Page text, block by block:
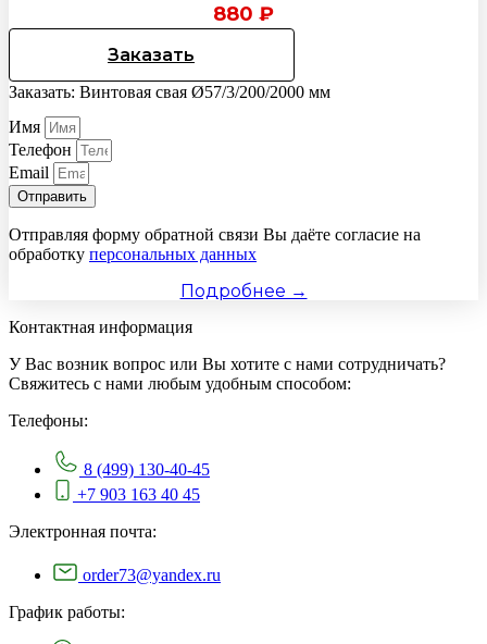
880 ₽
Заказать
Заказать: Винтовая свая Ø57/3/200/2000 мм
Имя
Телефон
Email
Отправить
Отправляя форму обратной связи Вы даёте согласие на
обработку персональных данных
Подробнее →
Контактная информация
У Вас возник вопрос или Вы хотите с нами сотрудничать?
Свяжитесь с нами любым удобным способом:
Телефоны:
8 (499) 130-40-45
+7 903 163 40 45
Электронная почта:
order73@yandex.ru
График работы: